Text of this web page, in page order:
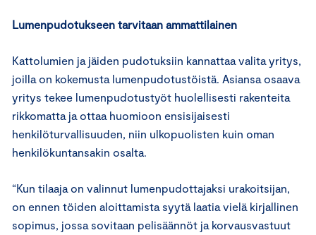
Lumenpudotukseen tarvitaan ammattilainen
Kattolumien ja jäiden pudotuksiin kannattaa valita yritys,
joilla on kokemusta lumenpudotustöistä. Asiansa osaava
yritys tekee lumenpudotustyöt huolellisesti rakenteita
rikkomatta ja ottaa huomioon ensisijaisesti
henkilöturvallisuuden, niin ulkopuolisten kuin oman
henkilökuntansakin osalta.
“Kun tilaaja on valinnut lumenpudottajaksi urakoitsijan,
on ennen töiden aloittamista syytä laatia vielä kirjallinen
sopimus, jossa sovitaan pelisäännöt ja korvausvastuut